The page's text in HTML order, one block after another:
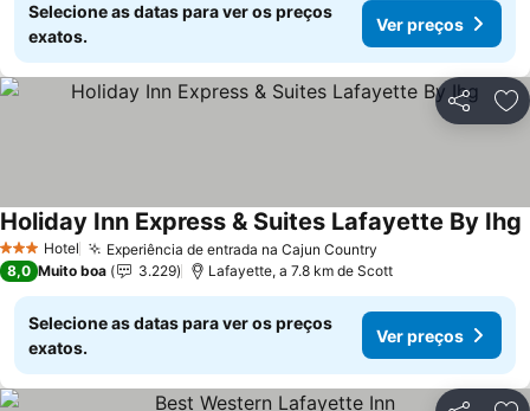
Selecione as datas para ver os preços
exatos.
Ver preços
Partilhar
3 EstrelasHotel Experiência de entrada na Cajun Country
Holiday Inn Express & Suites Lafayette By Ihg
8,0 Muito boa 3.229 Lafayette, a 7.8 km de Scott
Selecione as datas para ver os preços
exatos.
Ver preços